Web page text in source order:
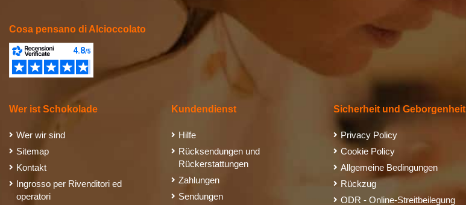
Cosa pensano di Alcioccolato
Wer ist Schokolade
Wer wir sind
Sitemap
Kontakt
Ingrosso per Rivenditori ed
operatori
Kundendienst
Hilfe
Rücksendungen und
Rückerstattungen
Zahlungen
Sendungen
Sicherheit und Geborgenheit
Privacy Policy
Cookie Policy
Allgemeine Bedingungen
Rückzug
ODR - Online-Streitbeilegung